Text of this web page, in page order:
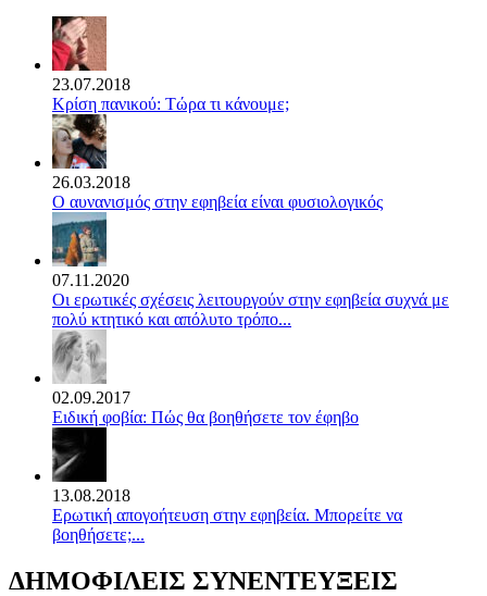
23.07.2018
Κρίση πανικού: Τώρα τι κάνουμε;
26.03.2018
Ο αυνανισμός στην εφηβεία είναι φυσιολογικός
07.11.2020
Οι ερωτικές σχέσεις λειτουργούν στην εφηβεία συχνά με
πολύ κτητικό και απόλυτο τρόπο...
02.09.2017
Ειδική φοβία: Πώς θα βοηθήσετε τον έφηβο
13.08.2018
Ερωτική απογοήτευση στην εφηβεία. Μπορείτε να
βοηθήσετε;...
ΔΗΜΟΦΙΛΕΙΣ ΣΥΝΕΝΤΕΥΞΕΙΣ